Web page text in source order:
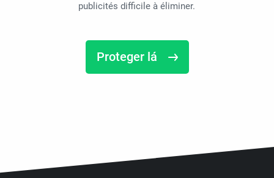
publicités difficile à éliminer.
Proteger lá